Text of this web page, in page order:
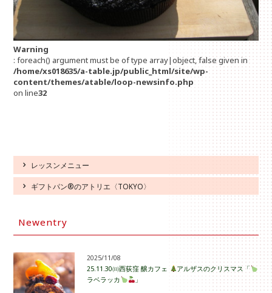
Warning
: foreach() argument must be of type array|object, false given in
/home/xs018635/a-table.jp/public_html/site/wp-
content/themes/atable/loop-newsinfo.php
on line32
レッスンメニュー
ギフトパン®のアトリエ〈TOKYO〉
Newentry
2025/11/08
25.11.30㈰西荻窪 醸カフェ
アルザスのクリスマス「
ラベラッカ
」